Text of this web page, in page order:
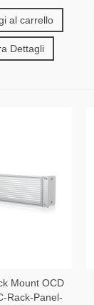
al carrello
Dettagli
Mount OCD
Rack-Panel-